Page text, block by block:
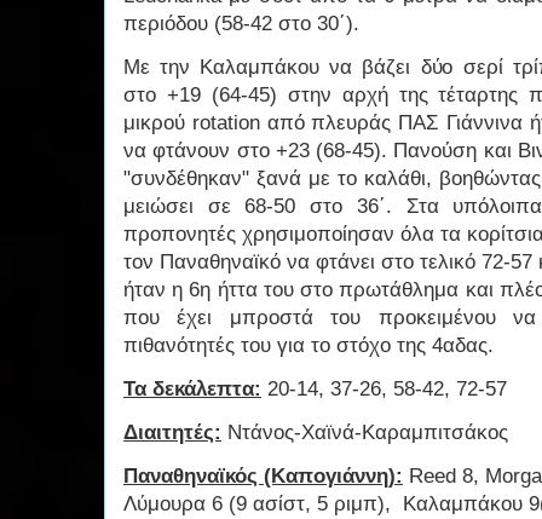
περιόδου (58-42 στο 30΄).
Με την Καλαμπάκου να βάζει δύο σερί
στο +19 (64-45) στην αρχή της
μικρού rotation από πλευράς ΠΑΣ Γιάννινα
να φτάνουν στο +23 (68-45). Πανούση και
"συνδέθηκαν" ξανά με το καλάθι,
μειώσει σε 68-50 στο 36΄. Στα
προπονητές χρησιμοποίησαν όλα τα
τον Παναθηναϊκό να φτάνει στο τελικό 72-
ήταν η 6η ήττα του στο πρωτάθλημα και
που έχει μπροστά του προκειμένου να
πιθανότητές του για το στόχο της 4αδας.
Τα δεκάλεπτα: 20-14, 37-26, 58-42, 72-57
Διαιτητές: Ντάνος-Χαϊνά-Καραμπιτσάκος
Παναθηναϊκός (Καπογιάννη): Reed 8,
Λύμουρα 6 (9 ασίστ, 5 ριμπ), Καλαμπάκου